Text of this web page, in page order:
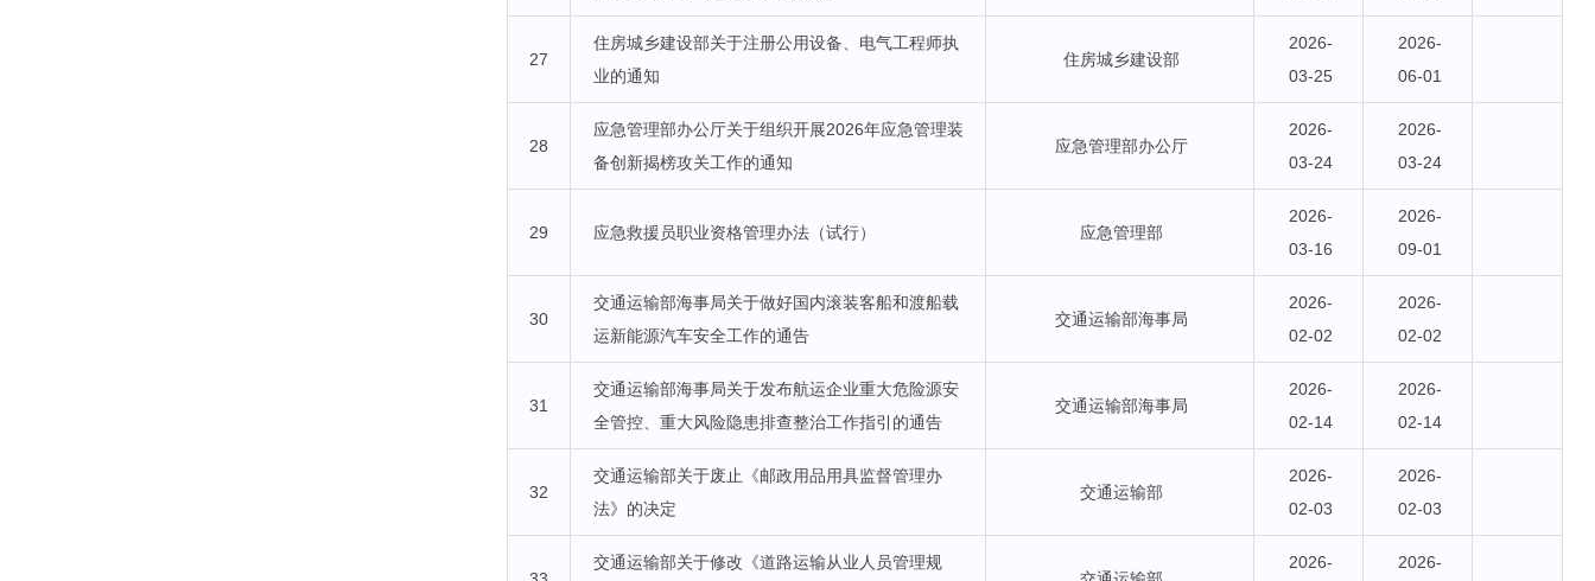
27
住房城乡建设部关于注册公用设备、电气工程师执
业的通知
住房城乡建设部
2026-
03-25
2026-
06-01
28
应急管理部办公厅关于组织开展2026年应急管理装
备创新揭榜攻关工作的通知
应急管理部办公厅
2026-
03-24
2026-
03-24
29 应急救援员职业资格管理办法（试行） 应急管理部
2026-
03-16
2026-
09-01
30
交通运输部海事局关于做好国内滚装客船和渡船载
运新能源汽车安全工作的通告
交通运输部海事局
2026-
02-02
2026-
02-02
31
交通运输部海事局关于发布航运企业重大危险源安
全管控、重大风险隐患排查整治工作指引的通告
交通运输部海事局
2026-
02-14
2026-
02-14
32
交通运输部关于废止《邮政用品用具监督管理办
法》的决定
交通运输部
2026-
02-03
2026-
02-03
交通运输部关于修改《道路运输从业人员管理规
2026- 2026-